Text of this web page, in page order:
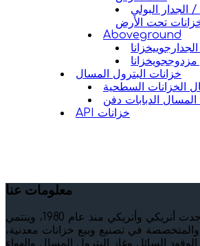
الجدار البولي
تحت الأرض
Aboveground
خزانات البترول المسال
الخزانات السطحية
المسال الدبابات دفن
API خزانات
معلومات عنا
وكانت الشركة قد وجدت أنريكي وأنريكي منذ عام 1980، وينتمي
في تصنيع وبيع خزانات معدنية،
السائل وغاز البترول المسال والهواء